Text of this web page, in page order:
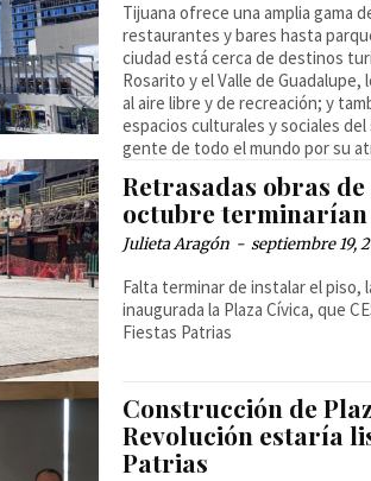
Tijuana ofrece una amplia gama
restaurantes y bares hasta
ciudad está cerca de destinos
Rosarito y el Valle de
al aire libre y de recreación; y
espacios culturales y sociales
gente de todo el mundo por su
Retrasadas obras
octubre terminarían
Julieta Aragón - septiembre 19,
Falta terminar de instalar el piso,
inaugurada la Plaza Cívica, que
Fiestas Patrias
Construcción de
Revolución estaría
Patrias